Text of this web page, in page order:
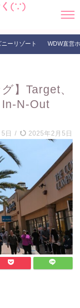
く(∵)
ーリゾート WDW直営
】Target、
N-Out
日 / 2025年2月5日